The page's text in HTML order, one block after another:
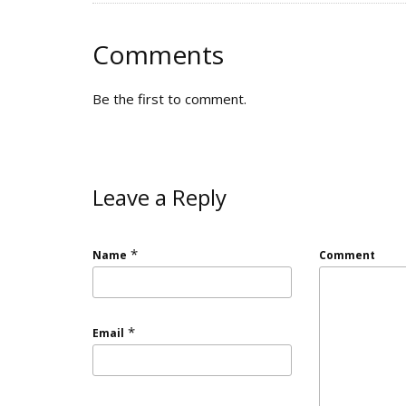
Comments
Be the first to comment.
Leave a Reply
Name *
Email *
Comment